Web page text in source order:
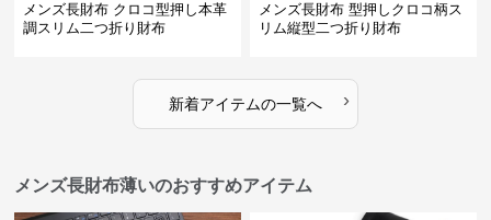
メンズ長財布 クロコ型押し本革
調スリム二つ折り財布
メンズ長財布 型押しクロコ柄ス
リム縦型二つ折り財布
新着アイテムの一覧へ ›
メンズ長財布薄いのおすすめアイテム